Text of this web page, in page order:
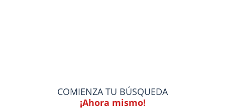
COMIENZA TU BÚSQUEDA
¡Ahora mismo!